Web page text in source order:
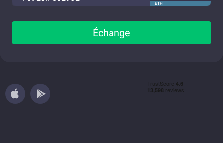
ETH
Échange